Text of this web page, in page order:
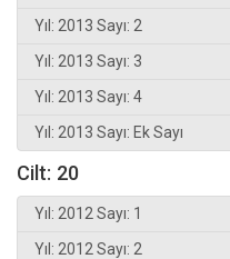
Yıl: 2013 Sayı: 2
Yıl: 2013 Sayı: 3
Yıl: 2013 Sayı: 4
Yıl: 2013 Sayı: Ek Sayı
Cilt: 20
Yıl: 2012 Sayı: 1
Yıl: 2012 Sayı: 2